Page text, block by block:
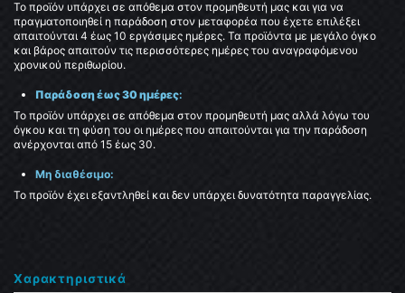
Το προϊόν υπάρχει σε απόθεμα στον προμηθευτή μας και για να
πραγματοποιηθεί η παράδοση στον μεταφορέα που έχετε επιλέξει
απαιτούνται 4 έως 10 εργάσιμες ημέρες. Τα προϊόντα με μεγάλο όγκο
και βάρος απαιτούν τις περισσότερες ημέρες του αναγραφόμενου
χρονικού περιθωρίου.
Παράδοση έως 30 ημέρες:
Το προϊόν υπάρχει σε απόθεμα στον προμηθευτή μας αλλά λόγω του
όγκου και τη φύση του οι ημέρες που απαιτούνται για την παράδοση
ανέρχονται από 15 έως 30.
Μη διαθέσιμο:
Το προϊόν έχει εξαντληθεί και δεν υπάρχει δυνατότητα παραγγελίας.
Χαρακτηριστικά